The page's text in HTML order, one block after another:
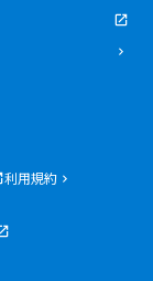
利用規約